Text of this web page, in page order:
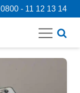
0800 - 11 12 13 14